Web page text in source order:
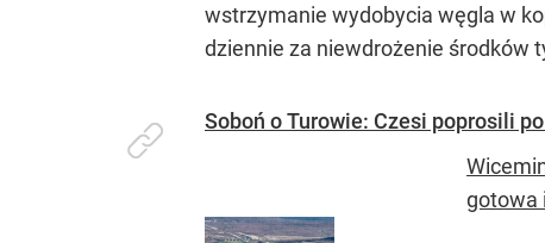
wstrzymanie wydobycia węgla w
dziennie za niewdrożenie środków
Soboń o Turowie: Czesi poprosili
gotowa